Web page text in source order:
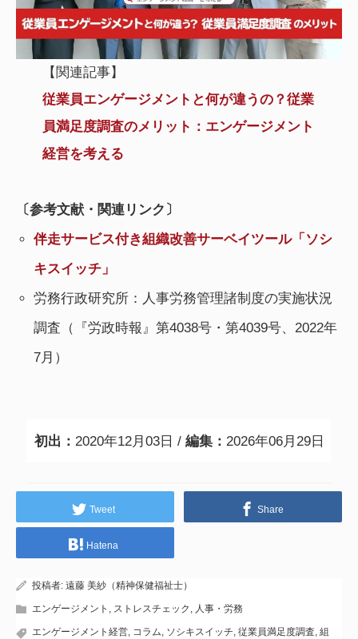
【関連記事】
従業員エンゲージメントと何が違うの？従業
員満足度調査のメリット：エンゲージメント
経営を考える
〔参考文献・関連リンク〕
伴走サービス付き組織改善サーベイツール「ソシ
キスイッチ」
労務行政研究所：人事労務管理諸制度の実施状況
調査（『労政時報』第4038号・第4039号、2022年
7月）
初出： 2020年12月03日 / 編集： 2026年06月29日
Tweet Share
Hatena
投稿者: 遠藤 美紗（精神保健福祉士）
エンゲージメント , ストレスチェック , 人事・労務
エンゲージメント経営, コラム, ソシキスイッチ, 従業員満足度調査, 組